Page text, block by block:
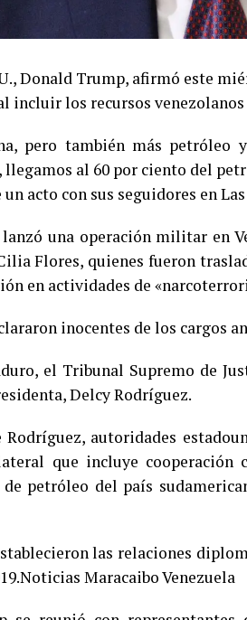
Donald Trump, afirmó este
incluir los recursos
pero también más
llegamos al 60 por ciento del
acto con sus seguidores en Las
lanzó una operación militar en
Flores, quienes fueron
en actividades de
inocentes de los cargos
el Tribunal Supremo de
Delcy Rodríguez.
autoridades
que incluye
de petróleo del país
las relaciones
Maracaibo Venezuela